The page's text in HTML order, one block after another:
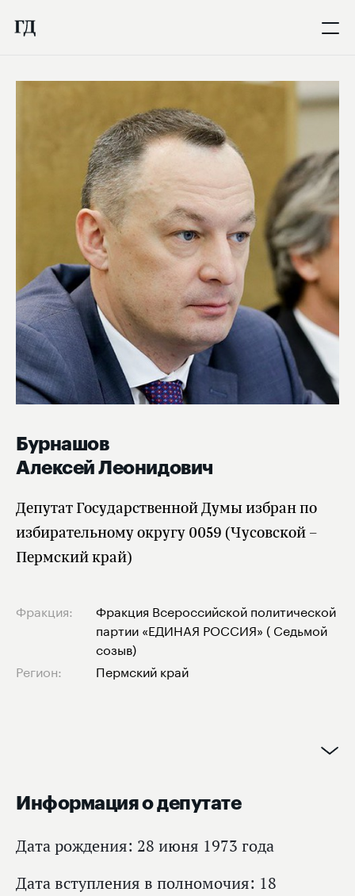
Бурнашов
Алексей Леонидович
Депутат Государственной Думы избран по
избирательному округу 0059 (Чусовской –
Пермский край)
Фракция:
Фракция Всероссийской политической
партии «ЕДИНАЯ РОССИЯ» ( Седьмой
созыв)
Регион:
Пермский край
Информация о депутате
Дата рождения: 28 июня 1973 года
Дата вступления в полномочия: 18